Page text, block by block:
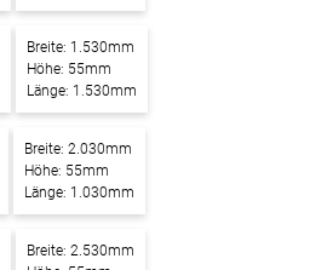
Breite: 1.530mm
Höhe: 55mm
Länge: 1.530mm
Breite: 2.030mm
Höhe: 55mm
Länge: 1.030mm
Breite: 2.530mm